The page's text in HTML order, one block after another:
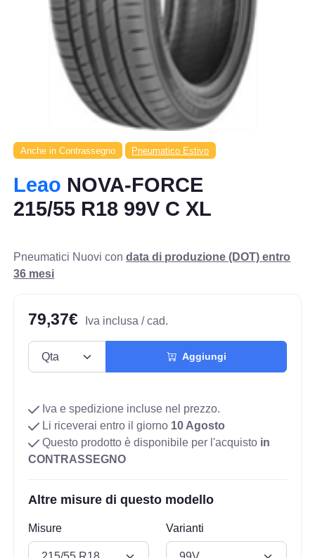
Anche in Contrassegno Pneumatico Estivo
Leao NOVA-FORCE
215/55 R18 99V C XL
Pneumatici Nuovi condata di produzione (DOT) entro
36 mesi
79,37€ Iva inclusa / cad.
Aggiungi
Iva e spedizione incluse nel prezzo.
Li riceverai entro il giorno 10 Agosto
Questo prodotto è disponibile per l'acquisto in
CONTRASSEGNO
Altre misure di questo modello
Misure Varianti